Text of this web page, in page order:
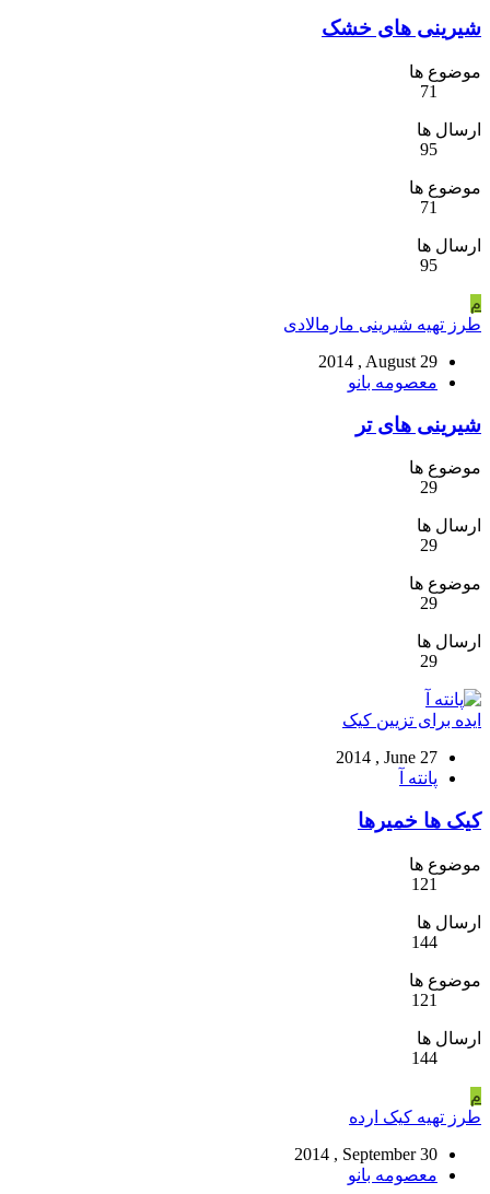
شیرینی های خشک
موضوع ها
71
ارسال ها
95
موضوع ها
71
ارسال ها
95
م
طرز تهیه شیرینی مارمالادی
2014 , August 29
معصومه بانو
شیرینی های تر
موضوع ها
29
ارسال ها
29
موضوع ها
29
ارسال ها
29
ایده برای تزیین کیک
2014 , June 27
پانته آ
کیک ها خمیرها
موضوع ها
121
ارسال ها
144
موضوع ها
121
ارسال ها
144
م
طرز تهیه کیک ارده
2014 , September 30
معصومه بانو